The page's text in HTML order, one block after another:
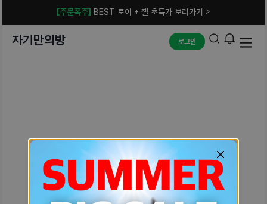
[주문폭주] BEST 토이 + 젤 초특가 보러가기 >
자기만의방 로그인
예상치 못한 에러입니다.